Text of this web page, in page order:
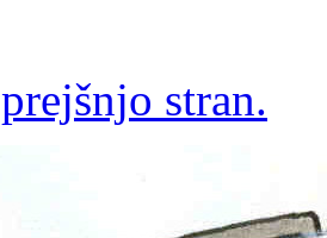
prejšnjo stran.